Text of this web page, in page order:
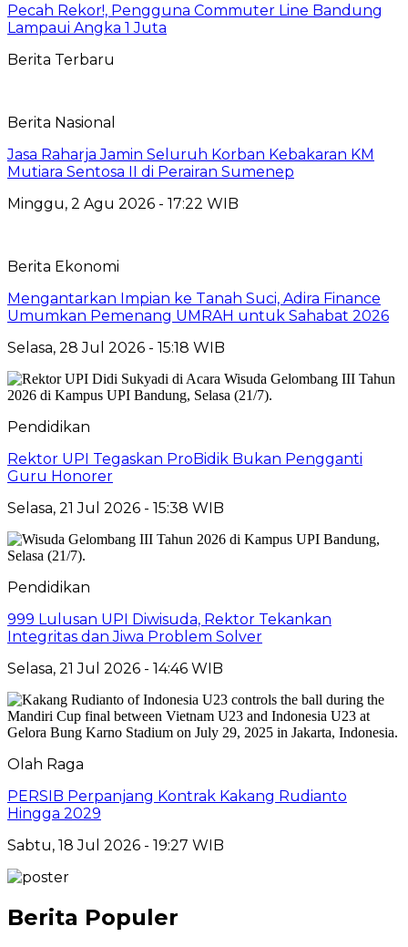
Pecah Rekor!, Pengguna Commuter Line Bandung
Lampaui Angka 1 Juta
Berita Terbaru
Berita Nasional
Jasa Raharja Jamin Seluruh Korban Kebakaran KM
Mutiara Sentosa II di Perairan Sumenep
Minggu, 2 Agu 2026 - 17:22 WIB
Berita Ekonomi
Mengantarkan Impian ke Tanah Suci, Adira Finance
Umumkan Pemenang UMRAH untuk Sahabat 2026
Selasa, 28 Jul 2026 - 15:18 WIB
Pendidikan
Rektor UPI Tegaskan ProBidik Bukan Pengganti
Guru Honorer
Selasa, 21 Jul 2026 - 15:38 WIB
Pendidikan
999 Lulusan UPI Diwisuda, Rektor Tekankan
Integritas dan Jiwa Problem Solver
Selasa, 21 Jul 2026 - 14:46 WIB
Olah Raga
PERSIB Perpanjang Kontrak Kakang Rudianto
Hingga 2029
Sabtu, 18 Jul 2026 - 19:27 WIB
Berita Populer